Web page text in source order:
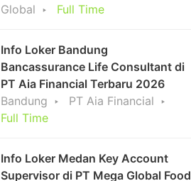
Global
Full Time
Info Loker Bandung
Bancassurance Life Consultant di
PT Aia Financial Terbaru 2026
Bandung
PT Aia Financial
Full Time
Info Loker Medan Key Account
Supervisor di PT Mega Global Food